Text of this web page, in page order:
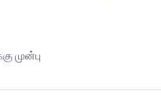
முன்பு